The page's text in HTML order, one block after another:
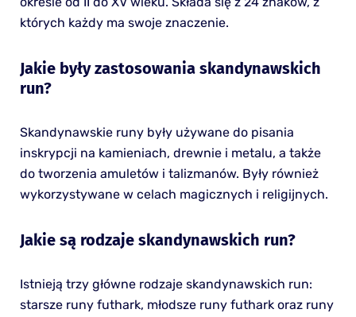
których każdy ma swoje znaczenie.
Jakie były zastosowania skandynawskich
run?
Skandynawskie runy były używane do pisania
inskrypcji na kamieniach, drewnie i metalu, a także
do tworzenia amuletów i talizmanów. Były również
wykorzystywane w celach magicznych i religijnych.
Jakie są rodzaje skandynawskich run?
Istnieją trzy główne rodzaje skandynawskich run:
starsze runy futhark, młodsze runy futhark oraz runy